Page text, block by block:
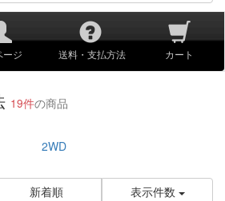
ージ 送料・支払方法 カート
19件の商品
2WD
新着順 表示件数